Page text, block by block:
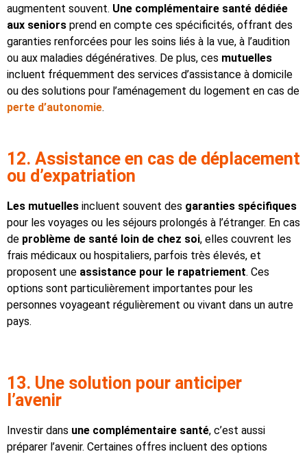
augmentent souvent. Une complémentaire santé dédiée
aux seniors prend en compte ces spécificités, offrant des
garanties renforcées pour les soins liés à la vue, à l’audition
ou aux maladies dégénératives. De plus, ces mutuelles
incluent fréquemment des services d’assistance à domicile
ou des solutions pour l’aménagement du logement en cas de
perte d’autonomie.
12. Assistance en cas de déplacement
ou d’expatriation
Les mutuelles incluent souvent des garanties spécifiques
pour les voyages ou les séjours prolongés à l’étranger. En cas
de problème de santé loin de chez soi, elles couvrent les
frais médicaux ou hospitaliers, parfois très élevés, et
proposent une assistance pour le rapatriement. Ces
options sont particulièrement importantes pour les
personnes voyageant régulièrement ou vivant dans un autre
pays.
13. Une solution pour anticiper
l’avenir
Investir dans une complémentaire santé, c’est aussi
préparer l’avenir. Certaines offres incluent des options